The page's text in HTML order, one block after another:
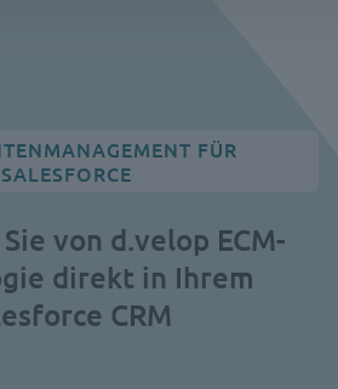
FÜR
SALESFORCE
von d.velop ECM-
direkt in Ihrem
CRM